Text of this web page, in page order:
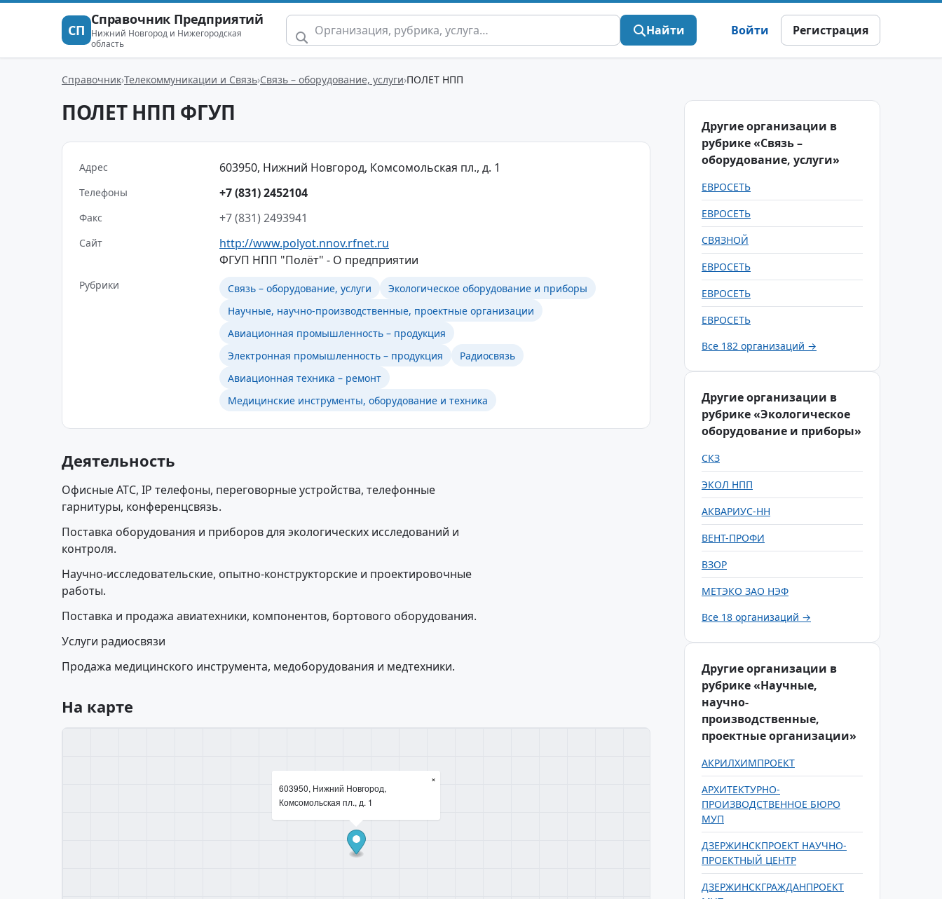
СП
Справочник Предприятий
Нижний Новгород и Нижегородская
область
Найти Войти Регистрация
Справочник Телекоммуникации и Связь Связь – оборудование, услуги ПОЛЕТ НПП
ПОЛЕТ НПП ФГУП
Адрес 603950, Нижний Новгород, Комсомольская пл., д. 1
Телефоны +7 (831) 2452104
Факс +7 (831) 2493941
Сайт
http://www.polyot.nnov.rfnet.ru
ФГУП НПП "Полёт" - О предприятии
Рубрики Связь – оборудование, услуги
Экологическое оборудование и приборы
Научные, научно-производственные, проектные организации
Авиационная промышленность – продукция
Электронная промышленность – продукция
Радиосвязь
Авиационная техника – ремонт
Медицинские инструменты, оборудование и техника
Деятельность
Офисные АТС, IP телефоны, переговорные устройства, телефонные
гарнитуры, конференцсвязь.
Поставка оборудования и приборов для экологических исследований и
контроля.
Научно-исследовательские, опытно-конструкторские и проектировочные
работы.
Поставка и продажа авиатехники, компонентов, бортового оборудования.
Услуги радиосвязи
Продажа медицинского инструмента, медоборудования и медтехники.
На карте
603950, Нижний Новгород,
Комсомольская пл., д. 1
×
Другие организации в
рубрике «Связь –
оборудование, услуги»
ЕВРОСЕТЬ
ЕВРОСЕТЬ
СВЯЗНОЙ
ЕВРОСЕТЬ
ЕВРОСЕТЬ
ЕВРОСЕТЬ
Все 182 организаций →
Другие организации в
рубрике «Экологическое
оборудование и приборы»
СКЗ
ЭКОЛ НПП
АКВАРИУС-НН
ВЕНТ-ПРОФИ
ВЗОР
МЕТЭКО ЗАО НЭФ
Все 18 организаций →
Другие организации в
рубрике «Научные,
научно-
производственные,
проектные организации»
АКРИЛХИМПРОЕКТ
АРХИТЕКТУРНО-
ПРОИЗВОДСТВЕННОЕ БЮРО
МУП
ДЗЕРЖИНСКПРОЕКТ НАУЧНО-
ПРОЕКТНЫЙ ЦЕНТР
ДЗЕРЖИНСКГРАЖДАНПРОЕКТ